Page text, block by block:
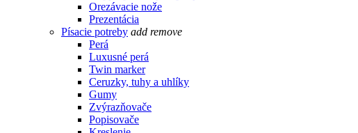
Orezávacie nože
Prezentácia
Písacie potreby add remove
Perá
Luxusné perá
Twin marker
Ceruzky, tuhy a uhlíky
Gumy
Zvýrazňovače
Popisovače